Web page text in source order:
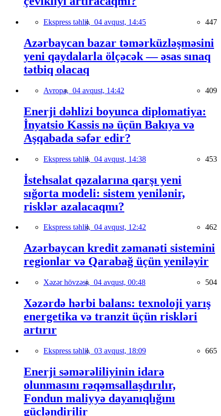
Ekspress təhlil, 04 avqust, 14:45 447
Azərbaycan bazar təmərküzləşməsini
yeni qaydalarla ölçəcək — əsas sınaq
tətbiq olacaq
Avropa, 04 avqust, 14:42 409
Enerji dəhlizi boyunca diplomatiya:
İnyatsio Kassis nə üçün Bakıya və
Aşqabada səfər edir?
Ekspress təhlil, 04 avqust, 14:38 453
İstehsalat qəzalarına qarşı yeni
sığorta modeli: sistem yenilənir,
risklər azalacaqmı?
Ekspress təhlil, 04 avqust, 12:42 462
Azərbaycan kredit zəmanəti sistemini
regionlar və Qarabağ üçün yeniləyir
Xəzər hövzəsi, 04 avqust, 00:48 504
Xəzərdə hərbi balans: texnoloji yarış
energetika və tranzit üçün riskləri
artırır
Ekspress təhlil, 03 avqust, 18:09 665
Enerji səmərəliliyinin idarə
olunmasını rəqəmsallaşdırılır,
Fondun maliyyə dayanıqlığını
gücləndirilir